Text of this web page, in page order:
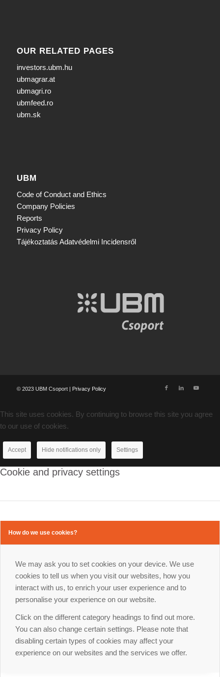
OUR RELATED PAGES
investors.ubm.hu
ubmagrar.at
ubmagri.ro
ubmfeed.ro
ubm.sk
UBM
Code of Conduct and Ethics
Company Policies
Reports
Privacy Policy
Tájékoztatás Adatvédelmi Incidensről
© 2023 UBM Csoport | Privacy Policy
This site uses cookies. By continuing to browse this site you agree
to our use of cookies.
Accept Hide notifications only Settings
Cookie and privacy settings
How do we use cookies?
We may ask you to set cookies on your device. We use
cookies to tell us when you visit our websites, how you
interact with us, to enrich your user experience and to
personalise your experience on our website.
Click on the different category headings to find out more.
You can also change certain settings. Please note that
disabling certain types of cookies may affect your
experience on our websites and the services we offer.